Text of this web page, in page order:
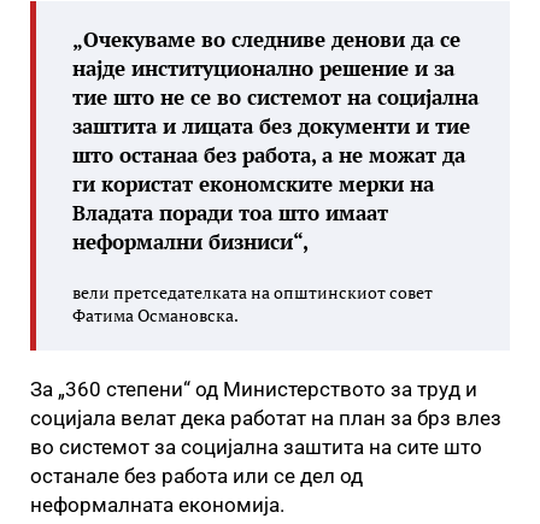
„Очекуваме во следниве денови да се
најде институционално решение и за
тие што не се во системот на социјална
заштита и лицата без документи и тие
што останаа без работа, а не можат да
ги користат економските мерки на
Владата поради тоа што имаат
неформални бизниси“,
вели претседателката на општинскиот совет
Фатима Османовска.
За „360 степени“ од Министерството за труд и
социјала велат дека работат на план за брз влез
во системот за социјална заштита на сите што
останале без работа или се дел од
неформалната економија.